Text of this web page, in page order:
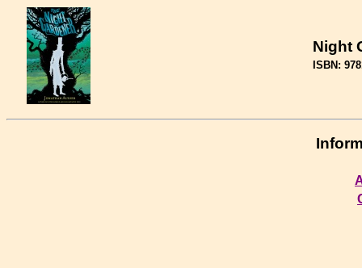
Night
ISBN: